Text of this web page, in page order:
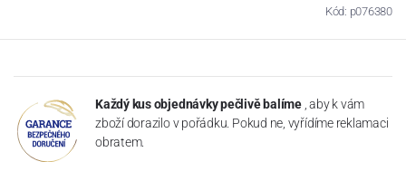
Kód: p076380
Každý kus objednávky pečlivě balíme , aby k vám
zboží dorazilo v pořádku. Pokud ne, vyřídíme reklamaci
obratem.